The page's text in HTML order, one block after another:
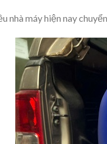
nhà máy hiện nay